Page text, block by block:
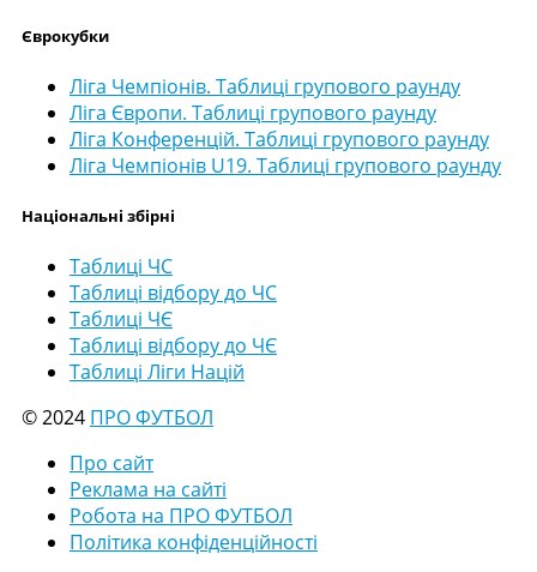
Єврокубки
Ліга Чемпіонів. Таблиці групового раунду
Ліга Європи. Таблиці групового раунду
Ліга Конференцій. Таблиці групового раунду
Ліга Чемпіонів U19. Таблиці групового раунду
Національні збірні
Таблиці ЧС
Таблиці відбору до ЧС
Таблиці ЧЄ
Таблиці відбору до ЧЄ
Таблиці Ліги Націй
© 2024 ПРО ФУТБОЛ
Про сайт
Реклама на сайті
Робота на ПРО ФУТБОЛ
Політика конфіденційності